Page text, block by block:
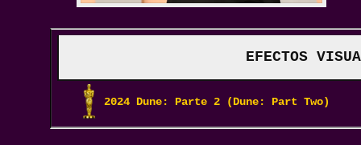
EFECTOS
2024 Dune: Parte 2 (Dune: Part Two)